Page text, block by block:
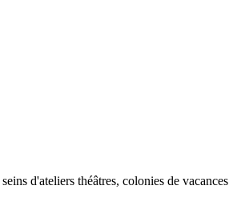
d'ateliers théâtres, colonies de